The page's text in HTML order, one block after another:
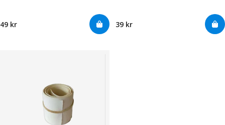
49 kr 39 kr